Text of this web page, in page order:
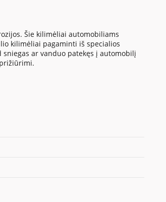
Šie kilimėliai automobiliams
kilimėliai pagaminti iš specialios
ar vanduo patekęs į automobilį